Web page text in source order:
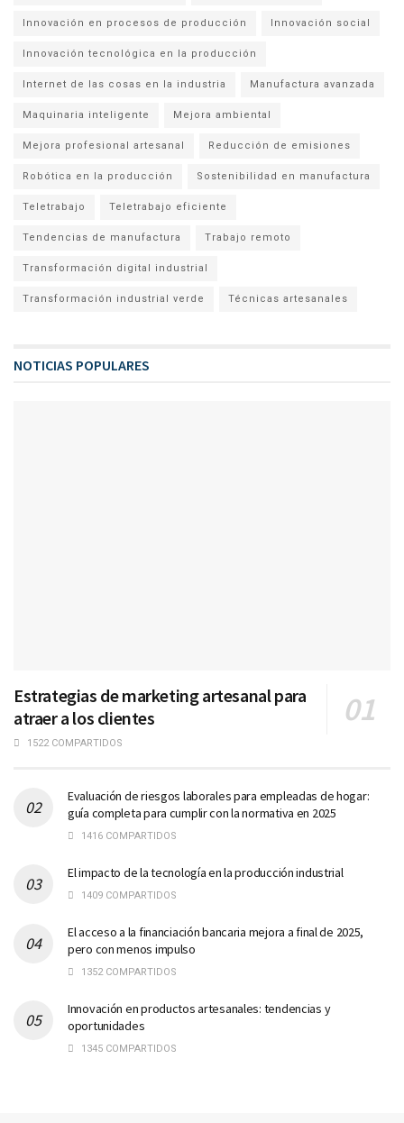
Innovación en procesos de producción Innovación social
Innovación tecnológica en la producción
Internet de las cosas en la industria Manufactura avanzada
Maquinaria inteligente Mejora ambiental
Mejora profesional artesanal Reducción de emisiones
Robótica en la producción Sostenibilidad en manufactura
Teletrabajo Teletrabajo eficiente
Tendencias de manufactura Trabajo remoto
Transformación digital industrial
Transformación industrial verde Técnicas artesanales
NOTICIAS POPULARES
Estrategias de marketing artesanal para
atraer a los clientes
1522 COMPARTIDOS
Evaluación de riesgos laborales para empleadas de hogar:
guía completa para cumplir con la normativa en 2025
1416 COMPARTIDOS
El impacto de la tecnología en la producción industrial
1409 COMPARTIDOS
El acceso a la financiación bancaria mejora a final de 2025,
pero con menos impulso
1352 COMPARTIDOS
Innovación en productos artesanales: tendencias y
oportunidades
1345 COMPARTIDOS